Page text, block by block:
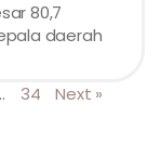
80,7
daerah
34 Next »